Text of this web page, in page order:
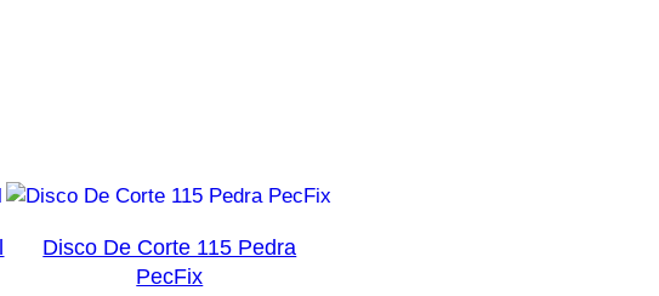
Disco De Corte 115 Pedra
PecFix